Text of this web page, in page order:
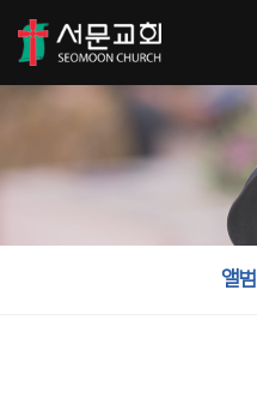
앨범